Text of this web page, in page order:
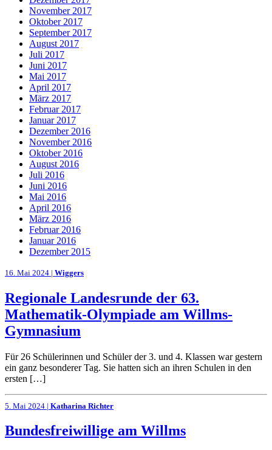
November 2017
Oktober 2017
September 2017
August 2017
Juli 2017
Juni 2017
Mai 2017
April 2017
März 2017
Februar 2017
Januar 2017
Dezember 2016
November 2016
Oktober 2016
August 2016
Juli 2016
Juni 2016
Mai 2016
April 2016
März 2016
Februar 2016
Januar 2016
Dezember 2015
16. Mai 2024 | Wiggers
Regionale Landesrunde der 63.
Mathematik-Olympiade am Willms-
Gymnasium
Für 26 Schülerinnen und Schüler der 3. und 4. Klassen war gestern
ein ganz besonderer Tag. Sie hatten sich an ihren Schulen in den
ersten […]
5. Mai 2024 | Katharina Richter
Bundesfreiwillige am Willms